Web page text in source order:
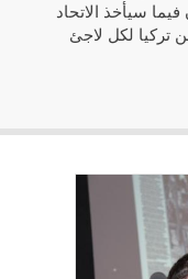
سيأخذ الاتحاد
تركيا لكل لاجئ